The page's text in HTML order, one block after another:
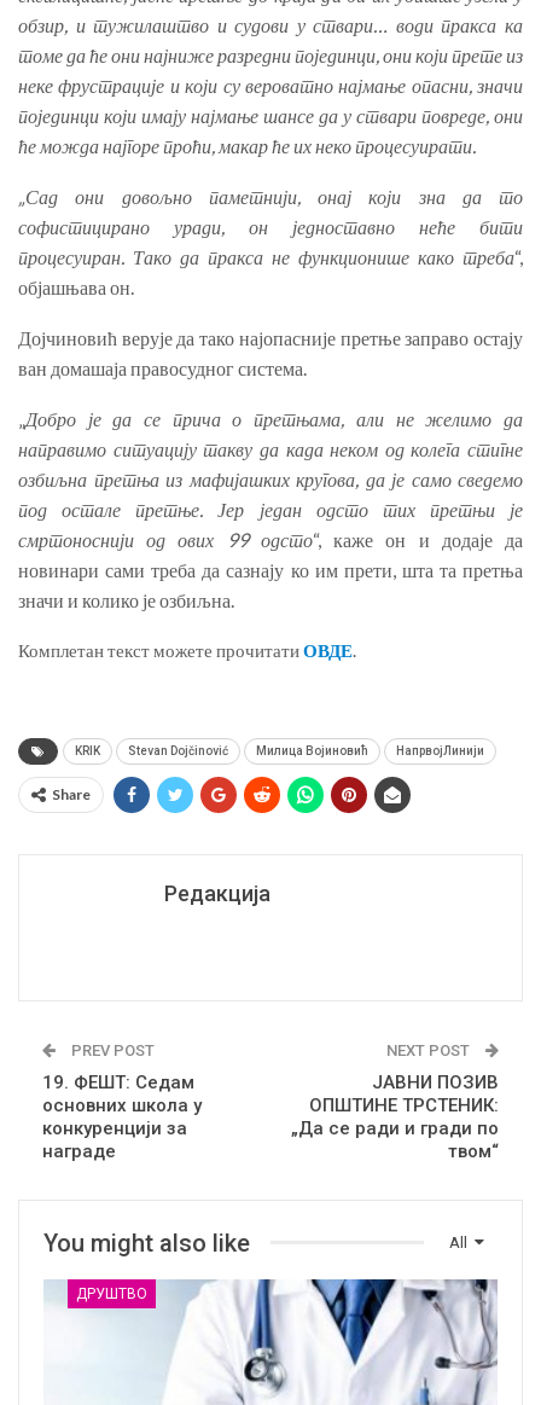
обзир, и тужилаштво и судови у ствари… води пракса ка
томе да ће они најниже разредни појединци, они који прете из
неке фрустрације и који су вероватно најмање опасни, значи
појединци који имају најмање шансе да у ствари повреде, они
ће можда најгоре проћи, макар ће их неко процесуирати.
„Сад они довољно паметнији, онај који зна да то
софистицирано уради, он једноставно неће бити
процесуиран. Тако да пракса не функционише како треба“,
објашњава он.
Дојчиновић верује да тако најопасније претње заправо остају
ван домашаја правосудног система.
„Добро је да се прича о претњама, али не желимо да
направимо ситуацију такву да када неком од колега стигне
озбиљна претња из мафијашких кругова, да је само сведемо
под остале претње. Јер један одсто тих претњи је
смртоноснији од ових 99 одсто“, каже он и додаје да
новинари сами треба да сазнају ко им прети, шта та претња
значи и колико је озбиљна.
Комплетан текст можете прочитатиОВДЕ.
KRIK Stevan Dojčinović Милица Војиновић НапрвојЛинији
Share
Редакција
PREV POST
19. ФЕШТ: Седам
основних школа у
конкуренцији за
награде
NEXT POST
ЈАВНИ ПОЗИВ
ОПШТИНЕ ТРСТЕНИК:
„Да се ради и гради по
твом“
All
You might also like
ДРУШТВО